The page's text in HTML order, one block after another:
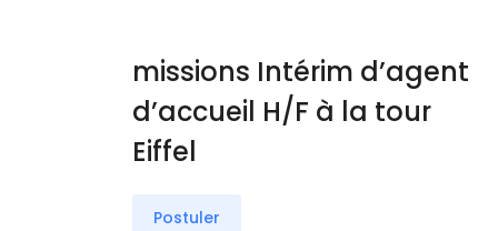
missions Intérim d’agent
d’accueil H/F à la tour
Eiffel
Postuler